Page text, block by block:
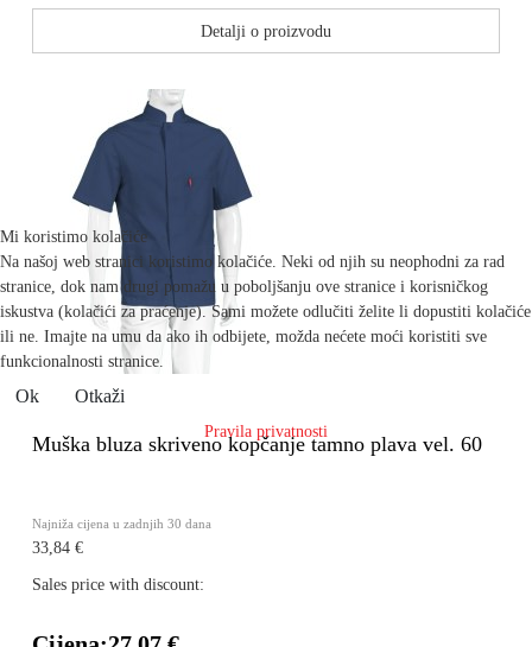
Detalji o proizvodu
Muška bluza skriveno kopčanje tamno plava vel. 60
Najniža cijena u zadnjih 30 dana
33,84 €
Sales price with discount:
Mi koristimo kolačiće
Na našoj web stranici koristimo kolačiće. Neki od njih su neophodni za rad
stranice, dok nam drugi pomažu u poboljšanju ove stranice i korisničkog
iskustva (kolačići za praćenje). Sami možete odlučiti želite li dopustiti kolačiće
ili ne. Imajte na umu da ako ih odbijete, možda nećete moći koristiti sve
funkcionalnosti stranice.
Ok Otkaži
Pravila privatnosti